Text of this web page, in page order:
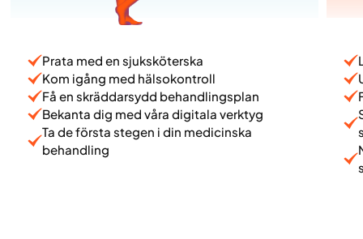
Prata med en sjuksköterska
Kom igång med hälsokontroll
Få en skräddarsydd behandlingsplan
Bekanta dig med våra digitala verktyg
Ta de första stegen i din medicinska
behandling